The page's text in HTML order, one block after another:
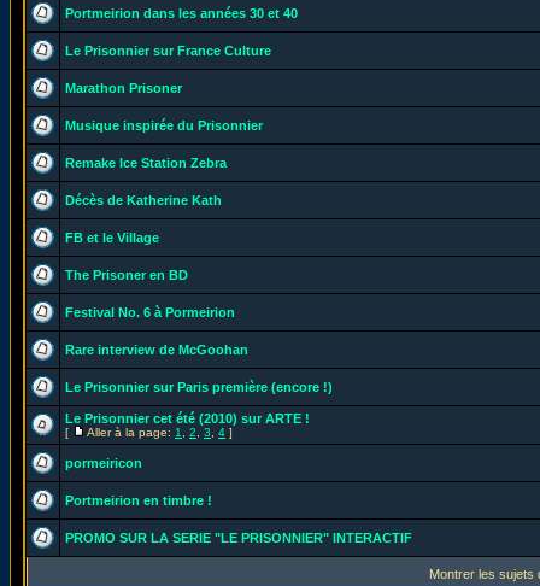
Portmeirion dans les années 30 et 40
Le Prisonnier sur France Culture
Marathon Prisoner
Musique inspirée du Prisonnier
Remake Ice Station Zebra
Décès de Katherine Kath
FB et le Village
The Prisoner en BD
Festival No. 6 à Pormeirion
Rare interview de McGoohan
Le Prisonnier sur Paris première (encore !)
Le Prisonnier cet été (2010) sur ARTE !
[ Aller à la page: 1 2 3 4 ]
pormeiricon
Portmeirion en timbre !
PROMO SUR LA SERIE "LE PRISONNIER" INTERACTIF
Montrer les sujets